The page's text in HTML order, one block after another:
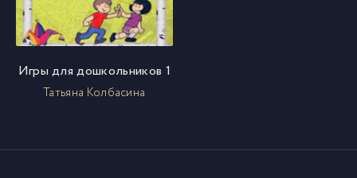
Игры для дошкольников 1
Татьяна Колбасина